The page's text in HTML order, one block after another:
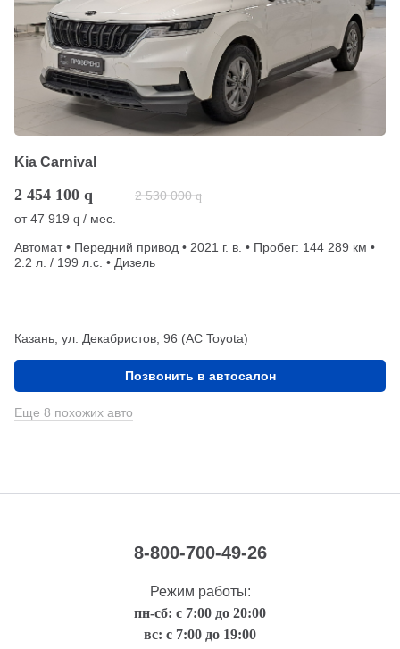
Kia Carnival
2 454 100 q 2 530 000 q
от47 919 q / мес.
Автомат • Передний привод • 2021 г. в. • Пробег: 144 289 км •
2.2 л. / 199 л.с. • Дизель
Казань, ул. Декабристов, 96 (АС Toyota)
Позвонить в автосалон
Еще 8 похожих авто
8-800-700-49-26
Режим работы:
пн-сб: с 7:00 до 20:00
вс: с 7:00 до 19:00